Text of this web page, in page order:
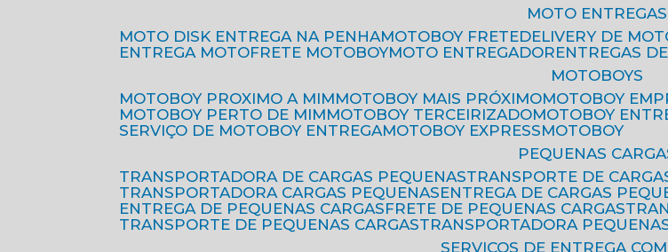
MOTO ENTREGAS
MOTO DISK ENTREGA NA PENHA
MOTOBOY FRETE DELIVERY DE
ENTREGA MOTO
FRETE MOTOBOY MOTO ENTREGADOR ENTREGAS
MOTOBOYS
MOTOBOY PROXIMO A MIM
MOTOBOY MAIS PRÓXIMO MOTOBOY
MOTOBOY PERTO DE MIM
MOTOBOY TERCEIRIZADO MOTOBOY
SERVIÇO DE MOTOBOY ENTREGA
MOTOBOY EXPRESS
MOTOBOY
PEQUENAS
TRANSPORTADORA DE CARGAS PEQUENAS
TRANSPORTE DE
TRANSPORTADORA CARGAS PEQUENAS
ENTREGA DE CARGAS
ENTREGA DE PEQUENAS CARGAS
FRETE DE PEQUENAS CARGAS
TRANSPORTE DE PEQUENAS CARGAS
TRANSPORTADORA
SERVIÇOS DE ENTREGA